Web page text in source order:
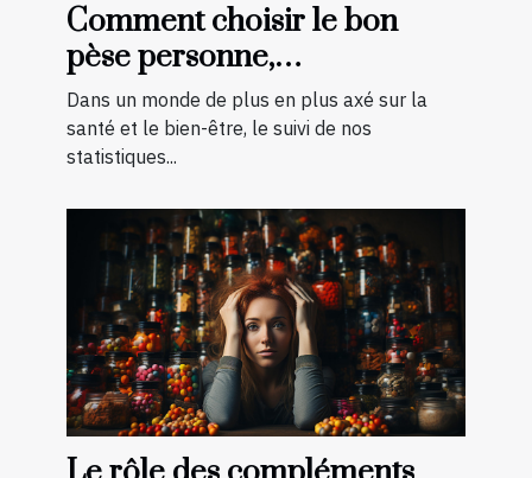
Comment choisir le bon
pèse personne,
impédancemètre et balance
pour vos besoins
Dans un monde de plus en plus axé sur la
santé et le bien-être, le suivi de nos
statistiques...